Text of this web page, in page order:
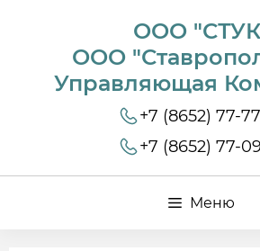
ООО
ООО
Управляющая
+7 (8652) 77-
+7 (8652) 77-
Меню